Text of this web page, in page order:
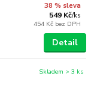
38 % sleva
549 Kč/ks
454 Kč bez DPH
Detail
Skladem > 3 ks